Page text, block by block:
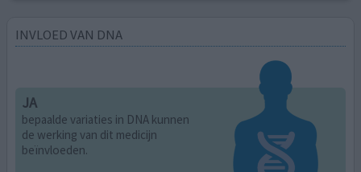
INVLOED VAN DNA
JA
bepaalde variaties in DNA kunnen
de werking van dit medicijn
beïnvloeden.